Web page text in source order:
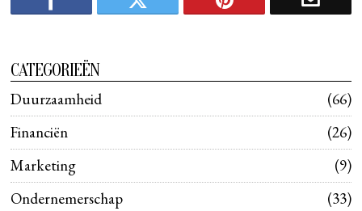
CATEGORIEËN
Duurzaamheid
66
Financiën
26
Marketing
9
Ondernemerschap
33